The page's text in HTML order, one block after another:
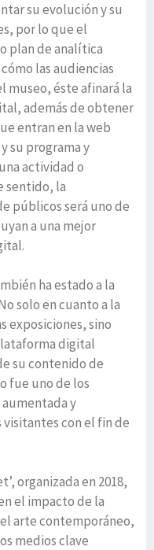
su evolución y su
por lo que el
plan de analítica
las audiencias
museo, éste afinará la
además de obtener
entran en la web
su programa y
actividad o
sentido, la
públicos será uno de
a una mejor
ha estado a la
solo en cuanto a la
exposiciones, sino
digital
su contenido de
fue uno de los
y
visitantes con el fin de
organizada en 2018,
el impacto de la
arte contemporáneo,
medios clave